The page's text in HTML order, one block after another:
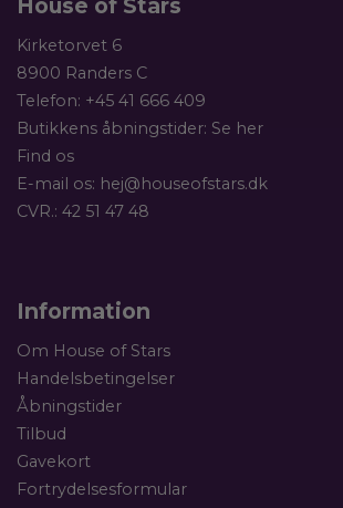
House of Stars
Kirketorvet 6
8900 Randers C
Telefon: +45 41 666 409
Butikkens åbningstider: Se her
Find os
E-mail os: hej@houseofstars.dk
CVR.: 42 51 47 48
Information
Om House of Stars
Handelsbetingelser
Åbningstider
Tilbud
Gavekort
Fortrydelsesformular